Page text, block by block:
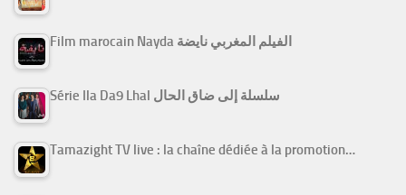
Film marocain Nayda الفيلم المغربي نايضة
Série Ila Da9 Lhal سلسلة إلى ضاق الحال
Tamazight TV live : la chaîne dédiée à la promotion…